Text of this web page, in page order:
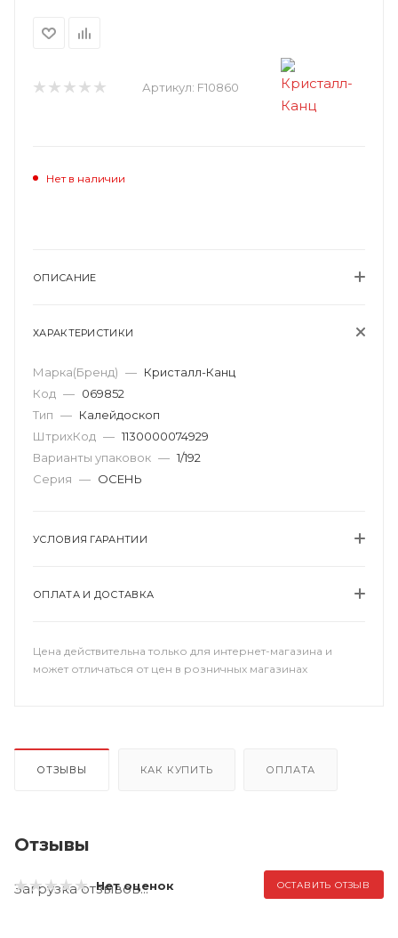
Артикул: F10860
Нет в наличии
ОПИСАНИЕ
ХАРАКТЕРИСТИКИ
Марка(Бренд) — Кристалл-Канц
Код — 069852
Тип — Калейдоскоп
ШтрихКод — 1130000074929
Варианты упаковок — 1/192
Серия — ОСЕНЬ
УСЛОВИЯ ГАРАНТИИ
ОПЛАТА И ДОСТАВКА
Цена действительна только для интернет-магазина и
может отличаться от цен в розничных магазинах
ОТЗЫВЫ КАК КУПИТЬ ОПЛАТА
Отзывы
Нет оценок ОСТАВИТЬ ОТЗЫВ
Загрузка отзывов...